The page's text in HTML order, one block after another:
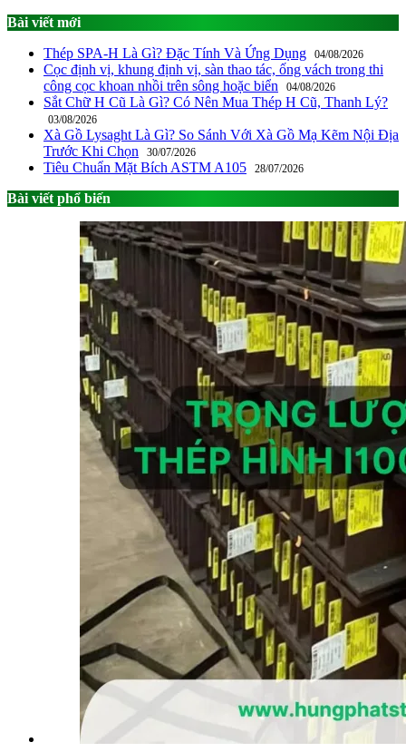
Bài viết mới
Thép SPA-H Là Gì? Đặc Tính Và Ứng Dụng
04/08/2026
Cọc định vị, khung định vị, sàn thao tác, ống vách trong thi
công cọc khoan nhồi trên sông hoặc biển
04/08/2026
Sắt Chữ H Cũ Là Gì? Có Nên Mua Thép H Cũ, Thanh Lý?
03/08/2026
Xà Gồ Lysaght Là Gì? So Sánh Với Xà Gồ Mạ Kẽm Nội Địa
Trước Khi Chọn
30/07/2026
Tiêu Chuẩn Mặt Bích ASTM A105 28/07/2026
Bài viết phổ biến